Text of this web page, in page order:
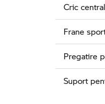
Cric central
Frane
Pregatire
Suport